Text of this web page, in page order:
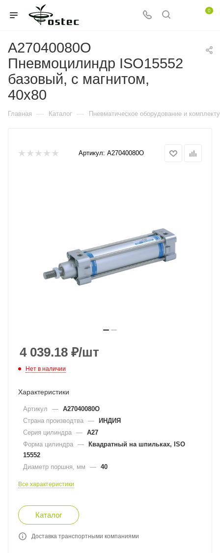
0
A27040080O
Пневмоцилиндр ISO15552
базовый, с магнитом,
40x80
Главная — Каталог — Пневматическое оборудование и
Артикул: A27040080O
4 039.18 ₽/шт
Нет в наличии
Характеристики
Артикул — A27040080O
Страна производтва — ИНДИЯ
Серия цилиндра — A27
Форма цилиндра — Квадратный на шпильках, ISO
15552
Диаметр поршня, мм
— 40
Все характеристики
Каталог
Доставка транспортными компаниями